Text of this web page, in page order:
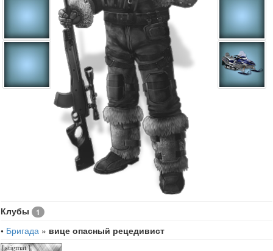
Клубы 1
• Бригада » вице опасный рецедивист